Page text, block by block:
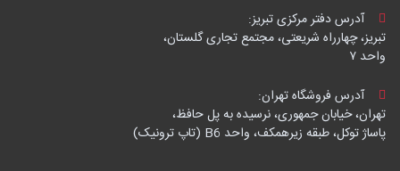
آدرس دفتر مرکزی تبریز:
تبریز، چهارراه شریعتی، مجتمع تجاری گلستان،
واحد ۷
آدرس فروشگاه تهران:
تهران، خیابان جمهوری، نرسیده به پل حافظ،
پاساژ توکل، طبقه زیرهمکف، واحد B6 (تاپ ترونیک)